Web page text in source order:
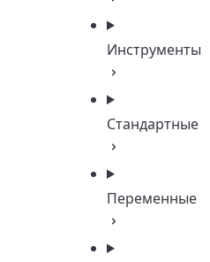
Инструменты
Стандартные
Переменные